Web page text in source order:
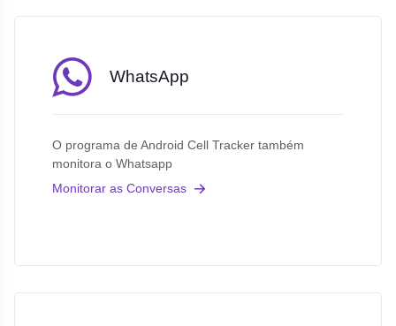
WhatsApp
O programa de Android Cell Tracker também
monitora o Whatsapp
Monitorar as Conversas